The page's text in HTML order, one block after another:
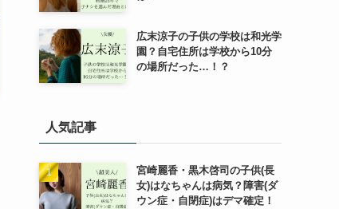
広末涼子の子供の学校は和光学
園？自宅住所は学校から10分
の場所だった…！？
人気記事
宮崎麗香・黒木啓司の子供(長
女)はなちゃんは病気？障害(ダ
ウン症・自閉症)はデマ確定！